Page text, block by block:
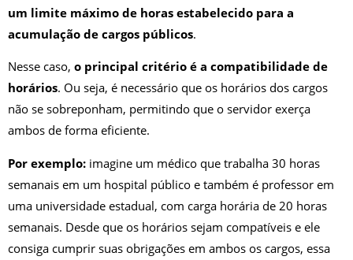
um limite máximo de horas estabelecido para a
acumulação de cargos públicos.
Nesse caso, o principal critério é a compatibilidade de
horários. Ou seja, é necessário que os horários dos cargos
não se sobreponham, permitindo que o servidor exerça
ambos de forma eficiente.
Por exemplo: imagine um médico que trabalha 30 horas
semanais em um hospital público e também é professor em
uma universidade estadual, com carga horária de 20 horas
semanais. Desde que os horários sejam compatíveis e ele
consiga cumprir suas obrigações em ambos os cargos, essa